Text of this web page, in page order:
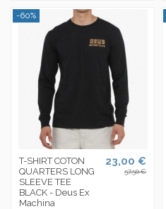
-60%
T-SHIRT COTON
QUARTERS LONG
SLEEVE TEE
BLACK - Deus Ex
Machina
23,00 €
57,50 €